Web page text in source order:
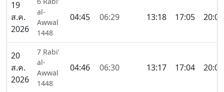
19
ส.ค.
2026
al-
Awwal
1448
04:45 06:29 13:18 17:05 20:07
20
ส.ค.
2026
7 Rabi’
al-
Awwal
1448
04:46 06:30 13:17 17:04 20:05